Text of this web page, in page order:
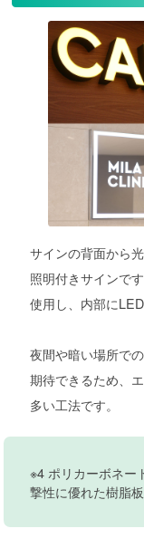
サインの背面から
照明付きサインで
使用し、内部に
夜間や暗い場所で
期待できるため、
多い工法です。
※4 ポリカーボネー
撃性に優れた樹脂板